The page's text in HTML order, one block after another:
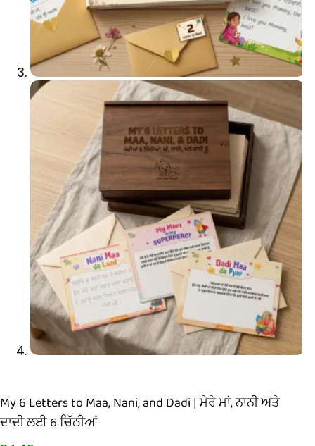
My 6 Letters to Maa, Nani, and Dadi | ਮੇਰੇ ਮਾਂ, ਨਾਨੀ ਅਤੇ
ਦਾਦੀ ਲਈ 6 ਚਿੱਠੀਆਂ